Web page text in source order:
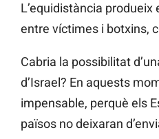
L’equidistància
entre víctimes i botxins,
Cabria la possibilitat
d’Israel? En aquests
impensable, perquè els
països no deixaran